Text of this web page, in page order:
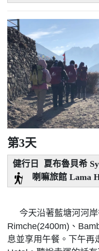
第3天
健行日 夏布魯貝希
喇嘛旅館 Lama
今天沿著藍塘河河岸
Rimche(2400m)、
息並享用午餐。下午再